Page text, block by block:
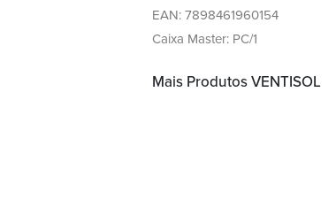
EAN: 7898461960154
Caixa Master: PC/1
Mais Produtos VENTISOL